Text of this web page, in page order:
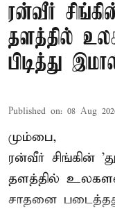
ரன்வீர்
தளத்தில்
பிடித்து
Published on: 08 Aug
மும்பை,
ரன்வீர் சிங்கின்
தளத்தில்
சாதனை